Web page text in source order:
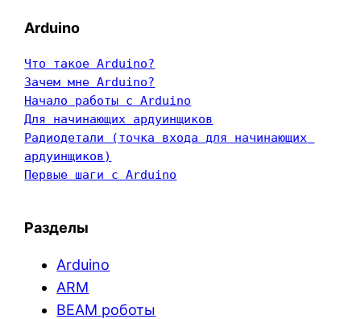
Arduino
Что такое Arduino?
Зачем мне Arduino?
Начало работы с Arduino
Для начинающих ардуинщиков
Радиодетали (точка входа для начинающих
ардуинщиков)
Первые шаги с Arduino
Разделы
Arduino
ARM
BEAM роботы